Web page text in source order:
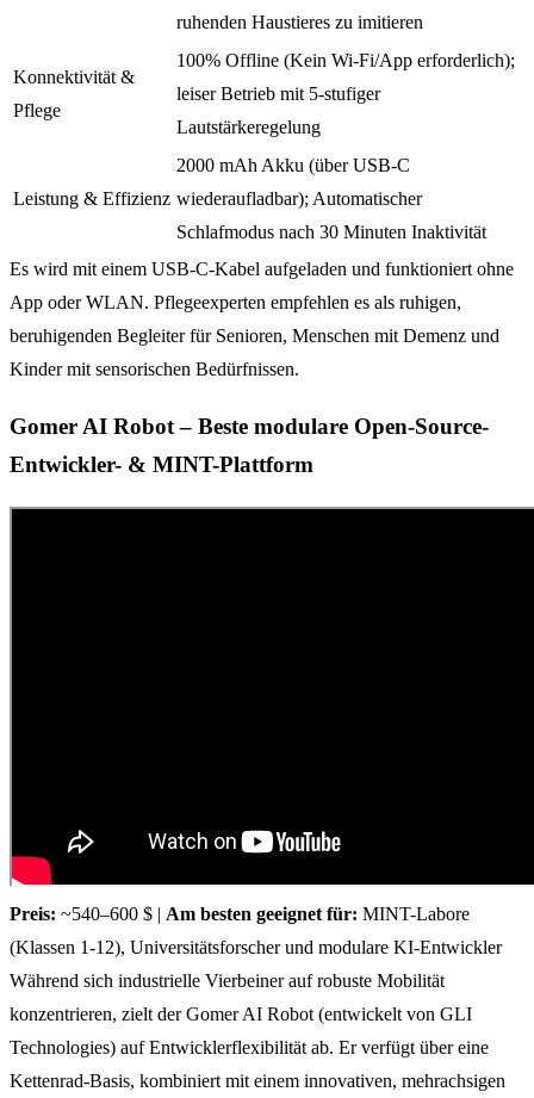
ruhenden Haustieres zu imitieren
Konnektivität &
Pflege
100% Offline (Kein Wi-Fi/App erforderlich);
leiser Betrieb mit 5-stufiger
Lautstärkeregelung
Leistung & Effizienz
2000 mAh Akku (über USB-C
wiederaufladbar); Automatischer
Schlafmodus nach 30 Minuten Inaktivität
Es wird mit einem USB-C-Kabel aufgeladen und funktioniert ohne
App oder WLAN. Pflegeexperten empfehlen es als ruhigen,
beruhigenden Begleiter für Senioren, Menschen mit Demenz und
Kinder mit sensorischen Bedürfnissen.
Gomer AI Robot – Beste modulare Open-Source-
Entwickler- & MINT-Plattform
Preis: ~540–600 $ | Am besten geeignet für: MINT-Labore
(Klassen 1-12), Universitätsforscher und modulare KI-Entwickler
Während sich industrielle Vierbeiner auf robuste Mobilität
konzentrieren, zielt der Gomer AI Robot (entwickelt von GLI
Technologies) auf Entwicklerflexibilität ab. Er verfügt über eine
Kettenrad-Basis, kombiniert mit einem innovativen, mehrachsigen